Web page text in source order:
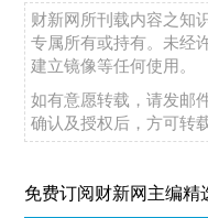
财新网所刊载内容之知
专属所有或持有。未经
建立镜像等任何使用。
如有意愿转载，请发邮
确认及授权后，方可转载
免费订阅财新网主编精